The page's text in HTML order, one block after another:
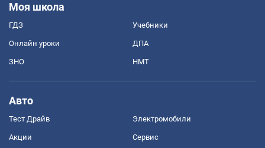
Моя школа
ГДЗ Учебники
Онлайн уроки ДПА
ЗНО НМТ
Авто
Тест Драйв Электромобили
Акции Сервис